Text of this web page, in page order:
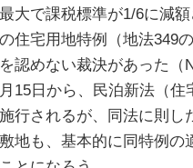
大で課税標準が1/6に減
住宅用地特例（地法349の
認めない裁決があった（
15日から、民泊新法（住
行されるが、同法に則し
地も、基本的に同特例の